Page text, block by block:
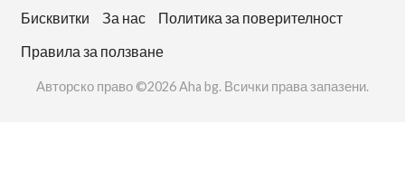
Бисквитки За нас
Политика за поверителност
Правила за ползване
Авторско право ©2026 Aha bg. Всички права запазени.